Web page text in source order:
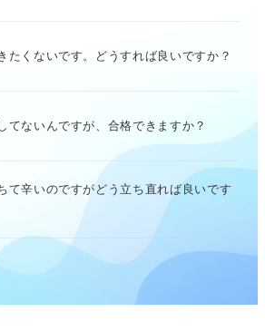
たくないです。どうすれば良いですか？
てないんですが、合格できますか？
て辛いのですがどう立ち直れば良いです